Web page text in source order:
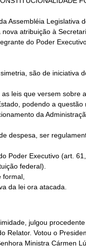
formal,
da lei ora atacada.
julgou
Relator. Votou o
Ministra Cármen